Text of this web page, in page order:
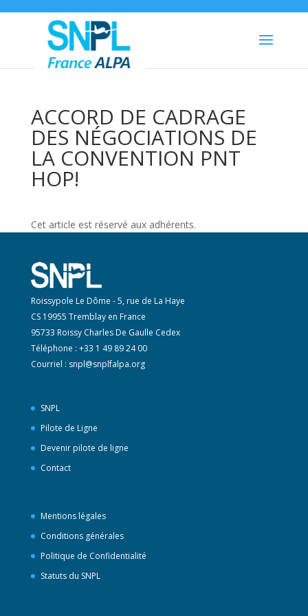
ACCORD DE CADRAGE
DES NÉGOCIATIONS DE
LA CONVENTION PNT
HOP!
Cet article est réservé aux adhérents.
Roissypole Le Dôme - 5, rue de La Haye
CS 19955 Tremblay en France
95733 Roissy Charles De Gaulle Cedex
Téléphone : +33 1 49 89 24 00
Courriel : snpl@snplfalpa.org
SNPL
Pilote de Ligne
Devenir pilote de ligne
Contact
Mentions légales
Conditions générales
Politique de Confidentialité
Statuts du SNPL